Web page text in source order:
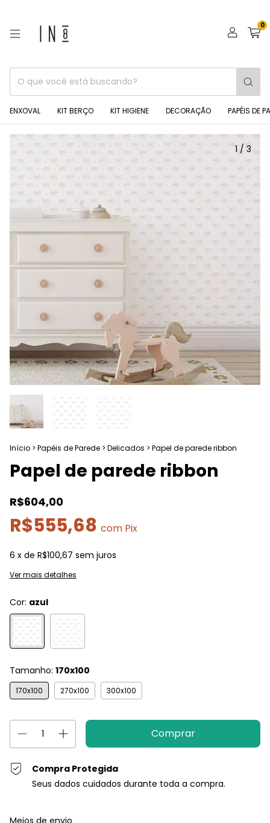
0
ENXOVAL KIT BERÇO KIT HIGIENE DECORAÇÃO PAPÉIS DE
1 / 3
Início > Papéis de Parede > Delicados > Papel de parede ribbon
Papel de parede ribbon
R$604,00
R$555,68 com Pix
6 x de R$100,67 sem juros
Ver mais detalhes
Cor: azul
Tamanho: 170x100
170x100 270x100 300x100
Compra Protegida
Seus dados cuidados durante toda a compra.
Entregas para o CEP:
Meios de envio